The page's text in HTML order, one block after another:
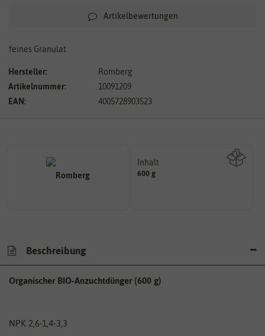
Artikelbewertungen
feines Granulat
Hersteller:
Romberg
Artikelnummer:
10091209
EAN:
4005728903523
Inhalt
600 g
Beschreibung
Organischer BIO-Anzuchtdünger (600 g)
NPK 2,6-1,4-3,3